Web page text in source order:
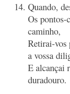
Quando,
Os pontos-
caminho,
Retirai-vos
a vossa
E alcançai
duradouro.